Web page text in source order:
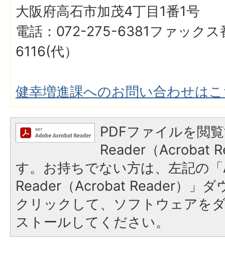
大阪府高石市加茂4丁目1番1号
電話：072-275-6381ファック
6116(代）
健幸増進課へのお問い合わせは
PDFファイルを閲
Reader（Acrobat
す。お持ちでない方は、左記の
Reader（Acrobat Reader）」ダ
クリックして、ソフトウェアを
ストールしてください。